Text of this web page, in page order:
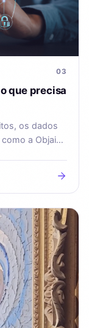
03
que precisa
os dados
a Objais